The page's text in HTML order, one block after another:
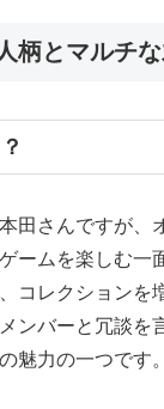
柄とマルチ
田さんですが、
ームを楽しむ一
コレクションを
ンバーと冗談を
魅力の一つです。